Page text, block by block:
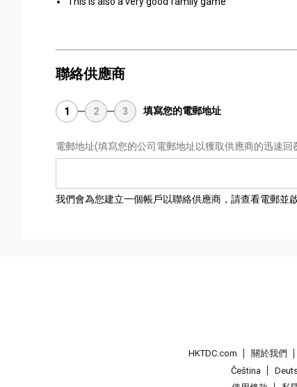
聯絡供應商
1 2 3 填寫您的電郵地址
電郵地址(填寫您的公司電郵地址以獲取供應商的迅速回
我們會為您建立一個帳戶以聯絡供應商，請查看電郵並啟
HKTDC.com 關於我們
Čeština